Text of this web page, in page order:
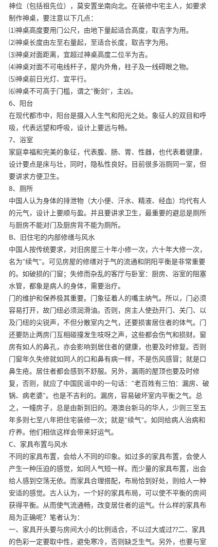
神位（包括祖先位），莫安置坐南向北。在装修中宅主人，如要求
制作神桌，要注意以下几点：
⑴神桌高度要用门公尺，由地下量起适合高度，取吉字为用。
⑵神桌长度由左至右量起，至适合长度，取吉字为用。
⑶神桌对面距离，宜超过神桌高度二位半为吉。
⑷神桌对面不可电线杆子，屋内外角，柱子及一线碍眼之物。
⑸神桌前日光灯、宜平行。
⑹神桌不可高于门槛，谓之"衡剑"，主凶。
6、阳台
在现代都市中，阳台是摄入人生气和阳光之处。象征人的双目和呼
吸，代表远望和呼吸，设计上要远与畅。
7、浴室
家庭幸福和完美的象征，代表腹、肠、胃、性器，也代表着健康，
设计要点是床与壮，同时，隐私性良好。目前很多浴厕同一室，但
要讲求方便卫生。
8、厕所
中国人认为身体的排泄物（大小便、汗水、精液、经血）均代有人
的元气，设计上要顺与盈。并且要讲求卫生，最重要的避忌是厕所
与厨房不能对门及厨房背不能为厕所。
B、旧住宅的内部修缮与风水
中国人按传统要求，对旧房屋三十年小修一次，六十年大修一次，
名为"续气"。可见房屋的修缮对于气的流通和阴阳平衡是非常重要
的。如破损的门窗；失修而杂乱的客厅与卧室：厨房、浴室的阻塞
水管，都象是病人的身体，需要治疗。
门的维护和保养极其重要。门象征着人的嘴主纳气。所以，门必须
容易打开，故门纽必须润滑油。否则，房主人使劲开门、关门、以
及门纽的尖锐声，不但分散室内之气，还要损害居住者的体气。门
还要防止两房门互相碰撞发生吱呀之声，这些都会伤气和损财。窗
房有如人的鼻孔，亦会影响到居住者的健康，也要及时修复。否则
门窗年久失修就如同人的口和鼻有病一样，不是伤风感冒；就是口
鼻生疮。居住者都会感到不舒服。另外，漏雨的屋顶也要及时修
复，否则，就应了中国民谣中的一句话："老百姓有三怕：漏房、破
锅、病老婆"。也是不吉利的。漏房，容易破坏室内平衡之气。总
之，一幢房子，总是由新到旧的。港澳台新马的华人，少则三至五
年多则七至八年把住宅装修一次；就是"续气"。如同给病人治病和
疗养。他们相信这样会带来好运气。
C、家具布置与风水
不同的家具布置，会给人不同的印象。如过多的家具布置，会使人
产生一种压迫的感觉，如同人气短一样。而少量的家具布置，出会
给人感到空荡无依。而家具合理搭配，布局恰到好处，则给人一种
安适的感觉。古人认为，一个好的家具布局，可以使不平衡的房间
获得平衡。从而使气流通畅，改变居住者的运气。什么样的家具布
局为正确呢？笔者认为：
一、家具开头要与房间大小的比例适合，不以过大或过??二、家具
的色彩一定要取中性，避免寒冷，否则缺乏生气。另外，也要与室